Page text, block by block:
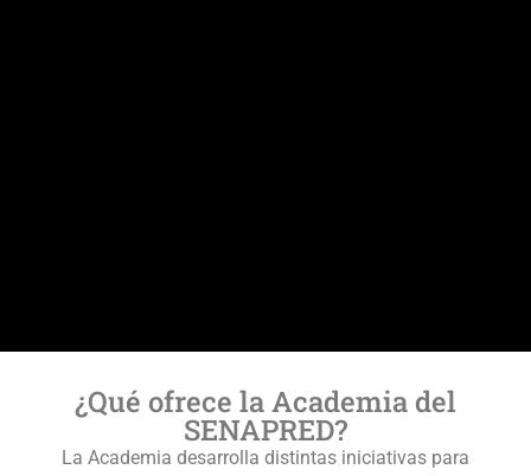
¿Qué ofrece la Academia del
SENAPRED?
La Academia desarrolla distintas iniciativas para